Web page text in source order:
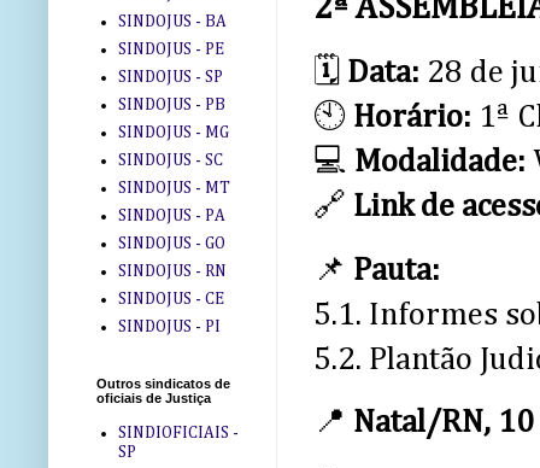
2ª
🗓️ Data: 28 de
🕙 Horário: 1ª
💻 Modalidade:
🔗 Link de
📌 Pauta:
5.1. Informes
5.2. Plantão
📍 Natal/RN,
SINDOJUS - BA
SINDOJUS - PE
SINDOJUS - SP
SINDOJUS - PB
SINDOJUS - MG
SINDOJUS - SC
SINDOJUS - MT
SINDOJUS - PA
SINDOJUS - GO
SINDOJUS - RN
SINDOJUS - CE
SINDOJUS - PI
Outros sindicatos de
oficiais de Justiça
SINDIOFICIAIS -
SP